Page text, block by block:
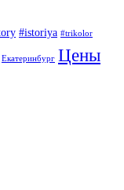
#istoriya #trikolor
Екатеринбург Цены